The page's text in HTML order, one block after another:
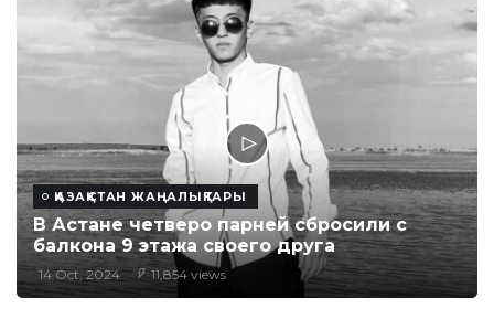
ҚАЗАҚСТАН ЖАҢАЛЫҚТАРЫ
В Астане четверо парней сбросили с
балкона 9 этажа своего друга
14 Oct, 2024 11,854 views